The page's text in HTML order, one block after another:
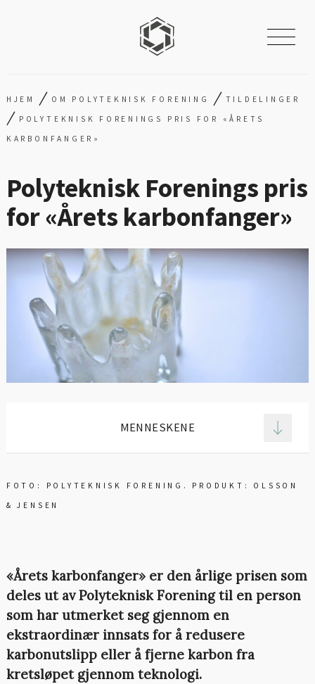
HJEM / OM POLYTEKNISK FORENING / TILDELINGER
/ POLYTEKNISK FORENINGS PRIS FOR «ÅRETS
KARBONFANGER»
Polyteknisk Forenings pris
for «Årets karbonfanger»
MENNESKENE
FOTO: POLYTEKNISK FORENING. PRODUKT: OLSSON
& JENSEN
«Årets karbonfanger» er den årlige prisen som
deles ut av Polyteknisk Forening til en person
som har utmerket seg gjennom en
ekstraordinær innsats for å redusere
karbonutslipp eller å fjerne karbon fra
kretsløpet gjennom teknologi.